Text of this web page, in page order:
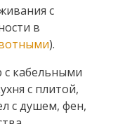
с
в
).
с кабельными
с плитой,
с душем, фен,